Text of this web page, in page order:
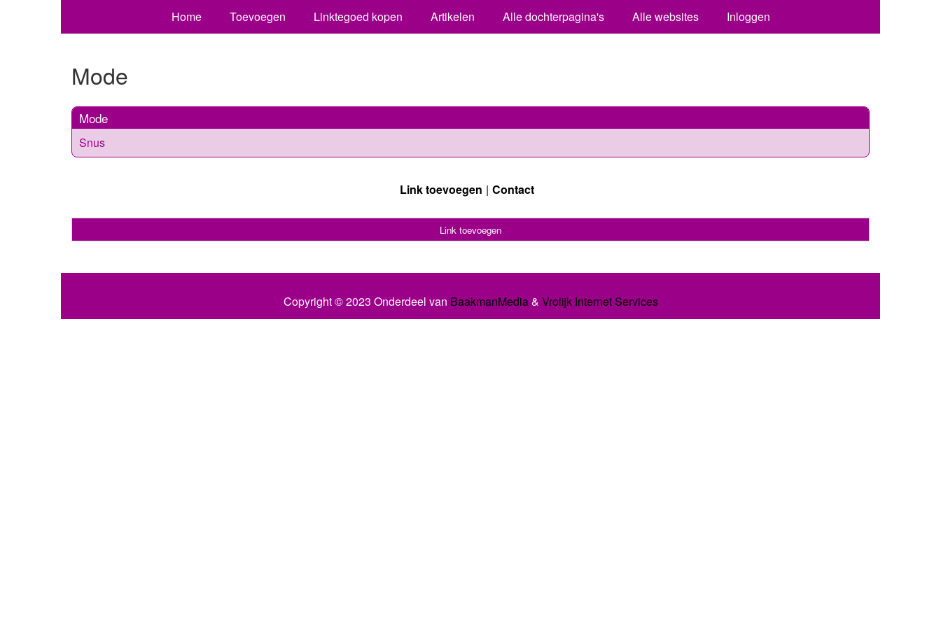
Home Toevoegen Linktegoed kopen Artikelen Alle dochterpagina's Alle websites Inloggen
Mode
Mode
Snus
Link toevoegen Contact
Link toevoegen
Copyright © 2023 Onderdeel van BaakmanMedia& Vrolijk Internet Services